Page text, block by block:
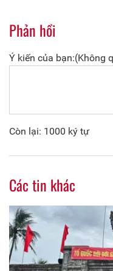
Phản hồi
Ý kiến của bạn:(Không
Còn lại: 1000 ký tự
Các tin khác